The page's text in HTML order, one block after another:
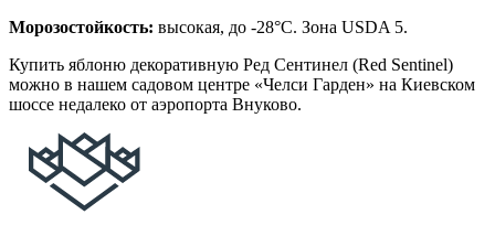
Морозостойкость: высокая, до -28°C. Зона USDA 5.
Купить яблоню декоративную Ред Сентинел (Red Sentinel)
можно в нашем садовом центре «Челси Гарден» на Киевском
шоссе недалеко от аэропорта Внуково.